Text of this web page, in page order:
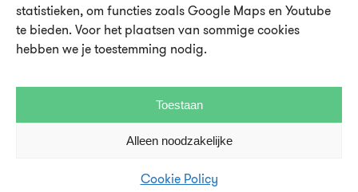
statistieken, om functies zoals Google Maps en Youtube
te bieden. Voor het plaatsen van sommige cookies
hebben we je toestemming nodig.
Toestaan
Alleen noodzakelijke
Cookie Policy